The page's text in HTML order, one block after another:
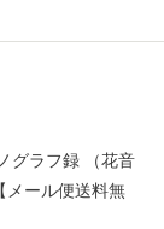
グラフ録 （花音
メール便送料無